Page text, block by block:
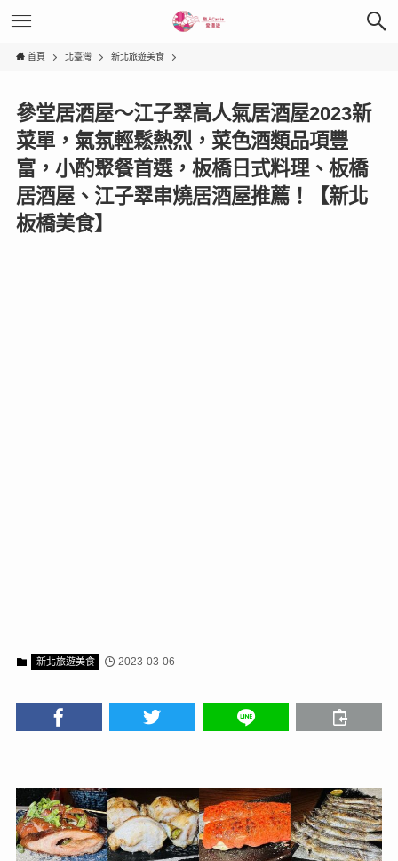
首頁 北臺灣 新北旅遊美食
參堂居酒屋〜江子翠高人氣居酒屋2023新
菜單，氣氛輕鬆熱烈，菜色酒類品項豐
富，小酌聚餐首選，板橋日式料理、板橋
居酒屋、江子翠串燒居酒屋推薦！【新北
板橋美食】
新北旅遊美食 2023-03-06